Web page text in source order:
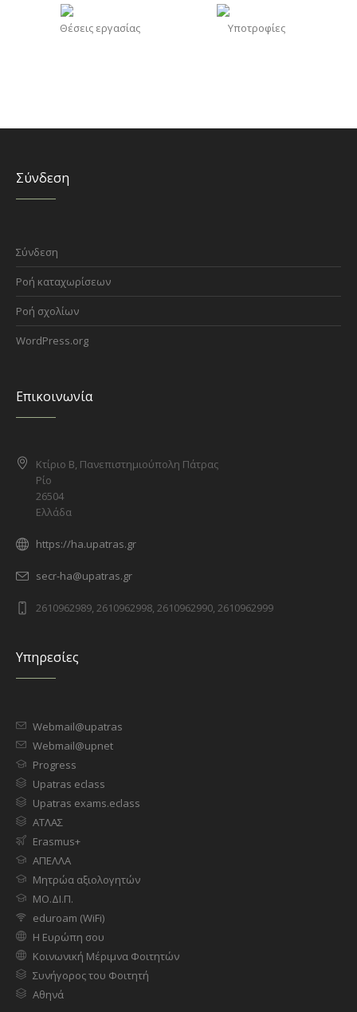
Θέσεις εργασίας Υποτροφίες
Σύνδεση
Σύνδεση
Ροή καταχωρίσεων
Ροή σχολίων
WordPress.org
Επικοινωνία
Κτίριο Β, Πανεπιστημιούπολη Πάτρας
Ρίο
26504
Ελλάδα
https://ha.upatras.gr
secr-ha@upatras.gr
2610962989, 2610962998, 2610962990, 2610962999
Υπηρεσίες
Webmail@upatras
Webmail@upnet
Progress
Upatras eclass
Upatras exams.eclass
ΑΤΛΑΣ
Erasmus+
ΑΠΕΛΛΑ
Μητρώα αξιολογητών
ΜΟ.ΔΙ.Π.
eduroam (WiFi)
Η Ευρώπη σου
Κοινωνική Μέριμνα Φοιτητών
Συνήγορος του Φοιτητή
Αθηνά